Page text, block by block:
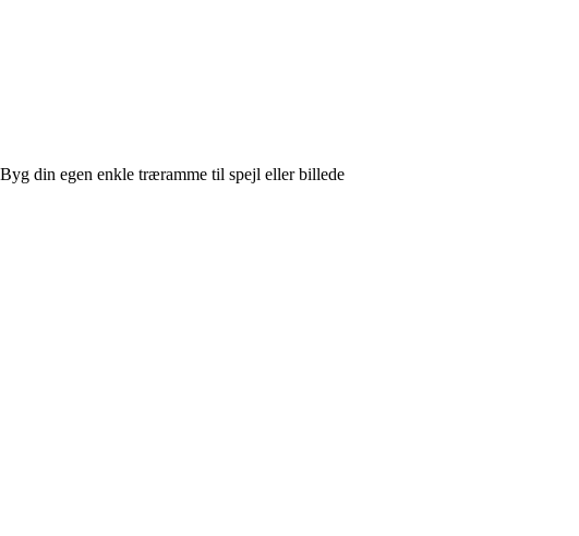
Byg din egen enkle træramme til spejl eller billede